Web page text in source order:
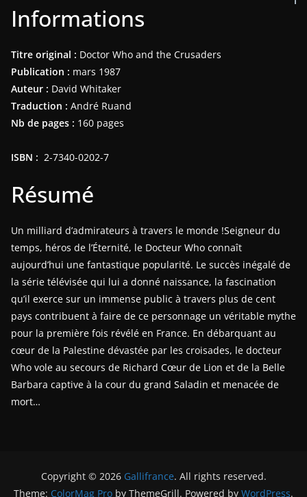
Informations
Titre original : Doctor Who and the Crusaders
Publication : mars 1987
Auteur : David Whitaker
Traduction : André Ruand
Nb de pages : 160 pages
ISBN : ‎ ‎ 2-7340-0202-7
Résumé
Un milliard d’admirateurs à travers le monde !Seigneur du
temps, héros de l’Éternité, le Docteur Who connaît
aujourd’hui une fantastique popularité. Le succès inégalé de
la série télévisée qui lui a donné naissance, la fascination
qu’il exerce sur un immense public à travers plus de cent
pays contribuent à faire de ce personnage un véritable mythe
pour la première fois révélé en France. En débarquant au
cœur de la Palestine dévastée par les croisades, le docteur
Who vole au secours de Richard Cœur de Lion et de la Belle
Barbara captive à la cour du grand Saladin et menacée de
mort…
Copyright © 2026 Gallifrance. All rights reserved.
Theme: ColorMag Pro by ThemeGrill. Powered by WordPress.